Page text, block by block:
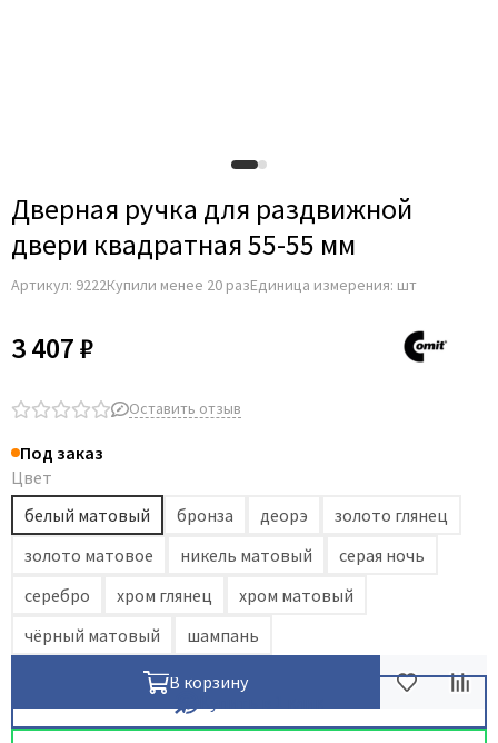
Alvero
Archie
Armadillo
Aurum Doors
Bravo
Brandoors
Comaglio
Comit
Covali
Dircode
Eclisse
El Porta
Fratelli Cattini
Дверная ручка для раздвижной
двери квадратная 55-55 мм
Артикул: 9222Купили менее 20 разЕдиница измерения: шт
3 407 ₽
Оставить отзыв
Под заказ
Цвет
белый матовый
бронза деорэ
золото глянец
золото матовое
никель матовый
серая ночь
серебро
хром глянец
хром матовый
чёрный матовый
шампань
В корзину